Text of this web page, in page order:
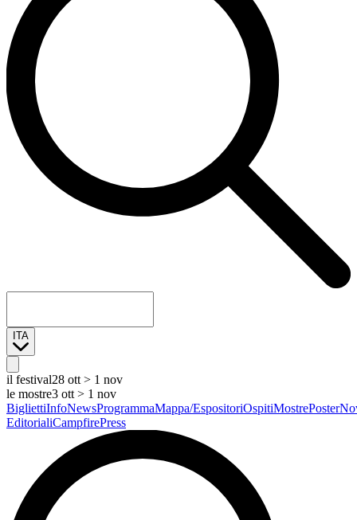
ITA
il festival28 ott > 1 nov
le mostre3 ott > 1 nov
BigliettiInfoNewsProgrammaMappa/EspositoriOspitiMostrePoster
EditorialiCampfirePress